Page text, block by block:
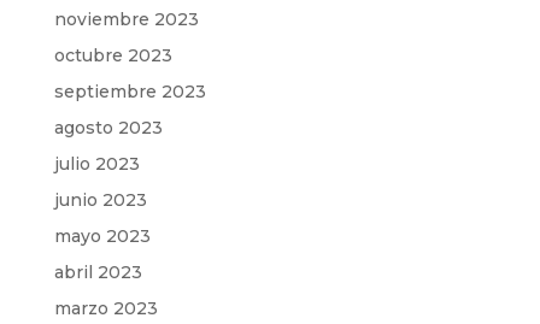
noviembre 2023
octubre 2023
septiembre 2023
agosto 2023
julio 2023
junio 2023
mayo 2023
abril 2023
marzo 2023